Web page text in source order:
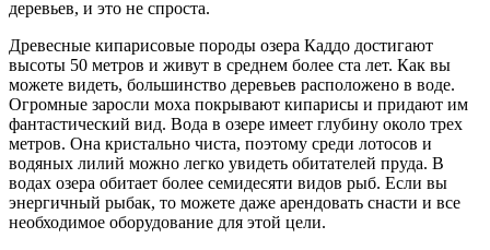
деревьев, и это не спроста.
Древесные кипарисовые породы озера Каддо достигают
высоты 50 метров и живут в среднем более ста лет. Как вы
можете видеть, большинство деревьев расположено в воде.
Огромные заросли моха покрывают кипарисы и придают им
фантастический вид. Вода в озере имеет глубину около трех
метров. Она кристально чиста, поэтому среди лотосов и
водяных лилий можно легко увидеть обитателей пруда. В
водах озера обитает более семидесяти видов рыб. Если вы
энергичный рыбак, то можете даже арендовать снасти и все
необходимое оборудование для этой цели.